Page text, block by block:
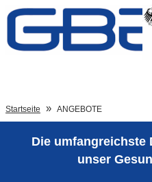
Zum Inhalt
Sprachumschaltung
Startseite ANGEBOTE
Die umfangreichste
unser